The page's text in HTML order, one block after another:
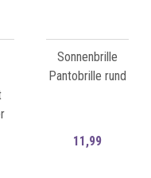
Sonnenbrille
Pantobrille rund
11,99